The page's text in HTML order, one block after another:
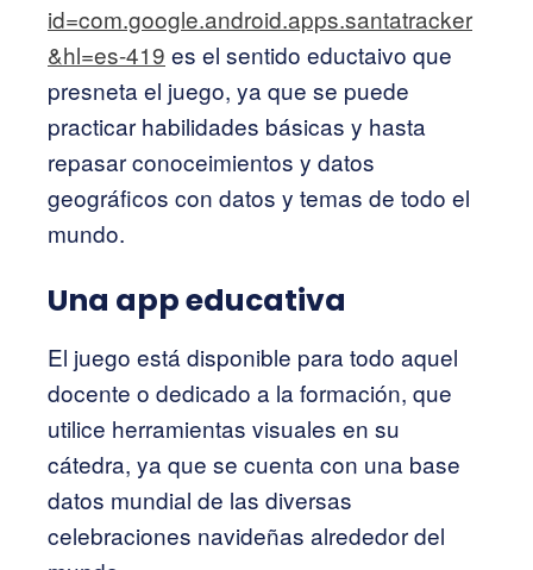
id=com.google.android.apps.santatracker
&hl=es-419 es el sentido eductaivo que
presneta el juego, ya que se puede
practicar habilidades básicas y hasta
repasar conoceimientos y datos
geográficos con datos y temas de todo el
mundo.
Una app educativa
El juego está disponible para todo aquel
docente o dedicado a la formación, que
utilice herramientas visuales en su
cátedra, ya que se cuenta con una base
datos mundial de las diversas
celebraciones navideñas alrededor del